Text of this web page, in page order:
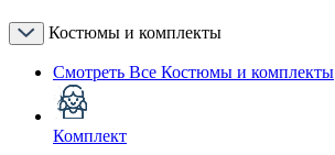
Костюмы и комплекты
Смотреть Все Костюмы и комплекты
Комплект